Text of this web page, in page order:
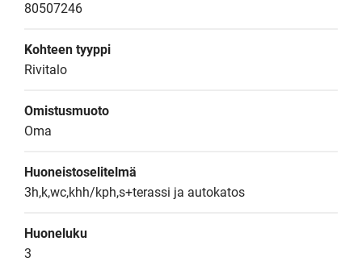
80507246
Kohteen tyyppi
Rivitalo
Omistusmuoto
Oma
Huoneistoselitelmä
3h,k,wc,khh/kph,s+terassi ja autokatos
Huoneluku
3